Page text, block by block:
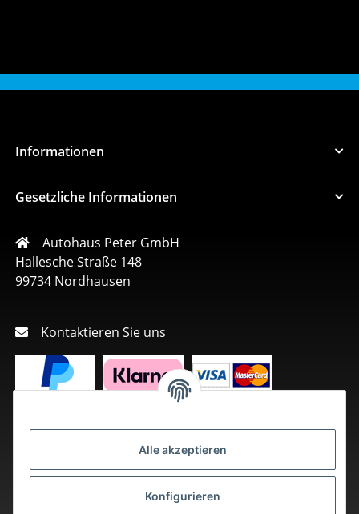
Alle akzeptieren
Konfigurieren
Informationen
Gesetzliche Informationen
Autohaus Peter GmbH
Hallesche Straße 148
99734 Nordhausen
Kontaktieren Sie uns